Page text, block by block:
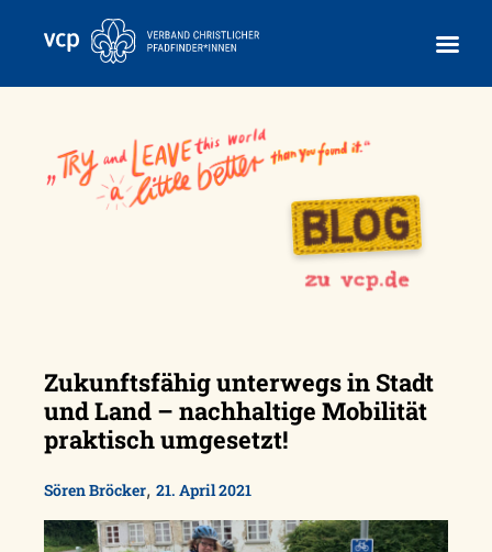
Zukunftsfähig unterwegs in Stadt
und Land – nachhaltige Mobilität
praktisch umgesetzt!
Sören Bröcker, 21. April 2021